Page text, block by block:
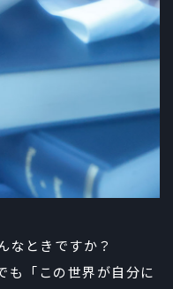
なときですか？
「この世界が自分に